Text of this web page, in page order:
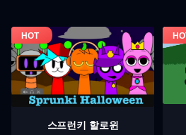
스프런키 할로윈